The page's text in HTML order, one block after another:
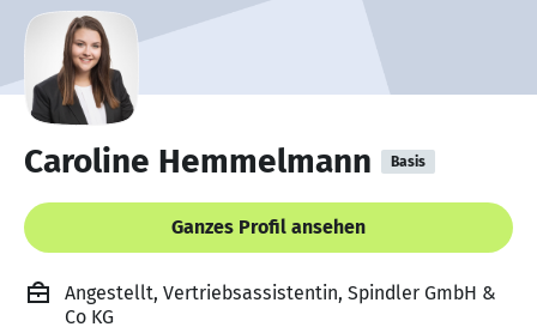
Caroline Hemmelmann Basis
Ganzes Profil ansehen
Angestellt, Vertriebsassistentin, Spindler GmbH &
Co KG